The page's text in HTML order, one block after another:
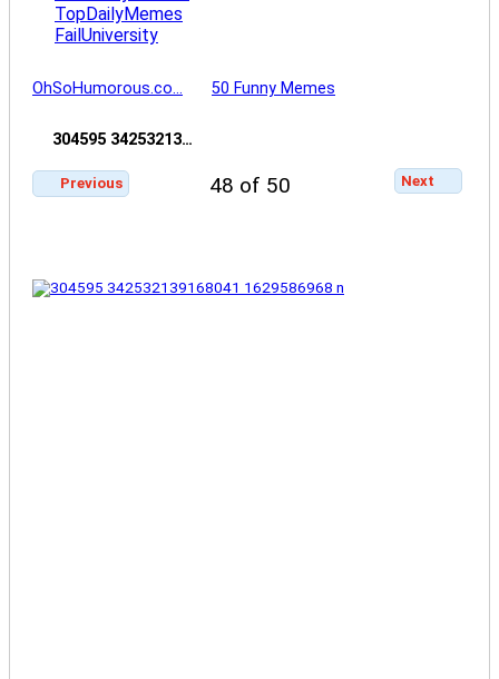
TopDailyMemes
FailUniversity
OhSoHumorous.co… 50 Funny Memes
304595 34253213…
Previous 48 of 50 Next